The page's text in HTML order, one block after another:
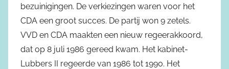
bezuinigingen. De verkiezingen waren voor het
CDA een groot succes. De partij won 9 zetels.
VVD en CDA maakten een nieuw regeerakkoord,
dat op 8 juli 1986 gereed kwam. Het kabinet-
Lubbers II regeerde van 1986 tot 1990. Het